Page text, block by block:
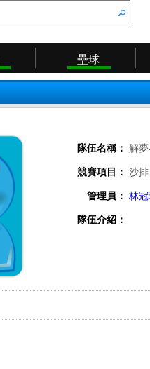
壘球
隊伍名稱： 解
競賽項目： 沙排
管理員： 林
隊伍介紹：